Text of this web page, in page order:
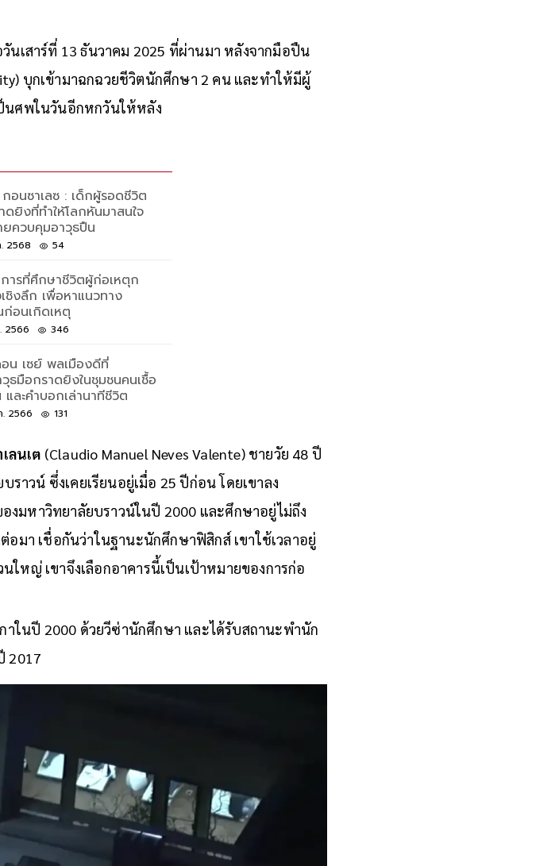
นเสาร์ที่ 13 ธันวาคม 2025 ที่ผ่านมา หลังจากมือปืน
บุกเข้ามาฉกฉวยชีวิตนักศึกษา 2 คน และทำให้มีผู้
นศพในวันอีกหกวันให้หลัง
กอนซาเลซ : เด็กผู้รอดชีวิต
ดยิงที่ทำให้โลกหันมาสนใจ
ควบคุมอาวุธปืน
2568 54
ารที่ศึกษาชีวิตผู้ก่อเหตุก
ชิงลึก เพื่อหาแนวทาง
อนเกิดเหตุ
2566 346
น เซย์ พลเมืองดีที่
ธมือกราดยิงในชุมชนคนเชื้อ
และคำบอกเล่านาทีชีวิต
2566 131
ลนเต (Claudio Manuel Neves Valente) ชายวัย 48 ปี
วน์ ซึ่งเคยเรียนอยู่เมื่อ 25 ปีก่อน โดยเขาลง
มหาวิทยาลัยบราวน์ในปี 2000 และศึกษาอยู่ไม่ถึง
มา เชื่อกันว่าในฐานะนักศึกษาฟิสิกส์ เขาใช้เวลาอยู่
ใหญ่ เขาจึงเลือกอาคารนี้เป็นเป้าหมายของการก่อ
าในปี 2000 ด้วยวีซ่านักศึกษา และได้รับสถานะพำนัก
2017